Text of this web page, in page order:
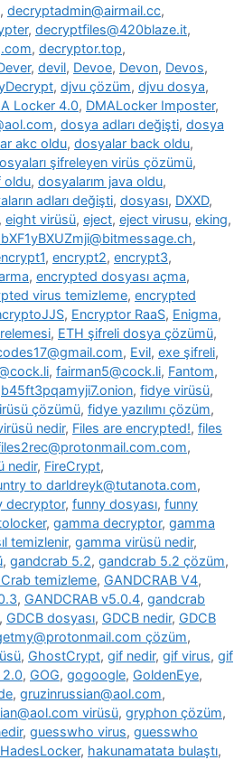
, decryptadmin@airmail.cc,
, decryptfiles@420blaze.it,
, decryptor.top,
, devil, Devoe, Devon, Devos,
, djvu çözüm, djvu dosya,
Locker 4.0, DMALocker Imposter,
, dosya adları değişti, dosya
akc oldu, dosyalar back oldu,
şifreleyen virüs çözümü,
oldu, dosyalarım java oldu,
adları değişti, dosyası, DXXD,
, eight virüsü, eject, eject virusu, eking,
,
, encrypt2, encrypt3,
, encrypted dosyası açma,
virus temizleme, encrypted
, Encryptor RaaS, Enigma,
, ETH şifreli dosya çözümü,
, Evil, exe şifreli,
, fairman5@cock.li, Fantom,
, fidye virüsü,
çözümü, fidye yazılımı çözüm,
nedir, Files are encrypted!, files
,
nedir, FireCrypt,
to darldreyk@tutanota.com,
decryptor, funny dosyası, funny
, gamma decryptor, gamma
temizlenir, gamma virüsü nedir,
, gandcrab 5.2, gandcrab 5.2 çözüm,
temizleme, GANDCRAB V4,
, GANDCRAB v5.0.4, gandcrab
, GDCB dosyası, GDCB nedir, GDCB
çözüm,
, GhostCrypt, gif nedir, gif virus, gif
2.0, GOG, gogoogle, GoldenEye,
, gruzinrussian@aol.com,
virüsü, gryphon çözüm,
, guesswho virus, guesswho
HadesLocker, hakunamatata bulaştı,